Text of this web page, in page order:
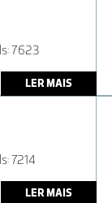
7623
LER MAIS
7214
LER MAIS